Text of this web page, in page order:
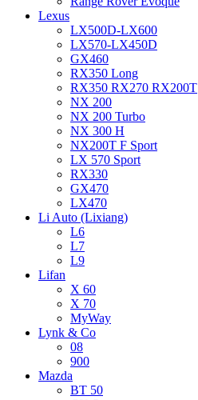
Lexus
LX500D-LX600
LX570-LX450D
GX460
RX350 Long
RX350 RX270 RX200T
NX 200
NX 200 Turbo
NX 300 H
NX200T F Sport
LX 570 Sport
RX330
GX470
LX470
Li Auto (Lixiang)
L6
L7
L9
Lifan
X 60
X 70
MyWay
Lynk & Co
08
900
Mazda
BT 50